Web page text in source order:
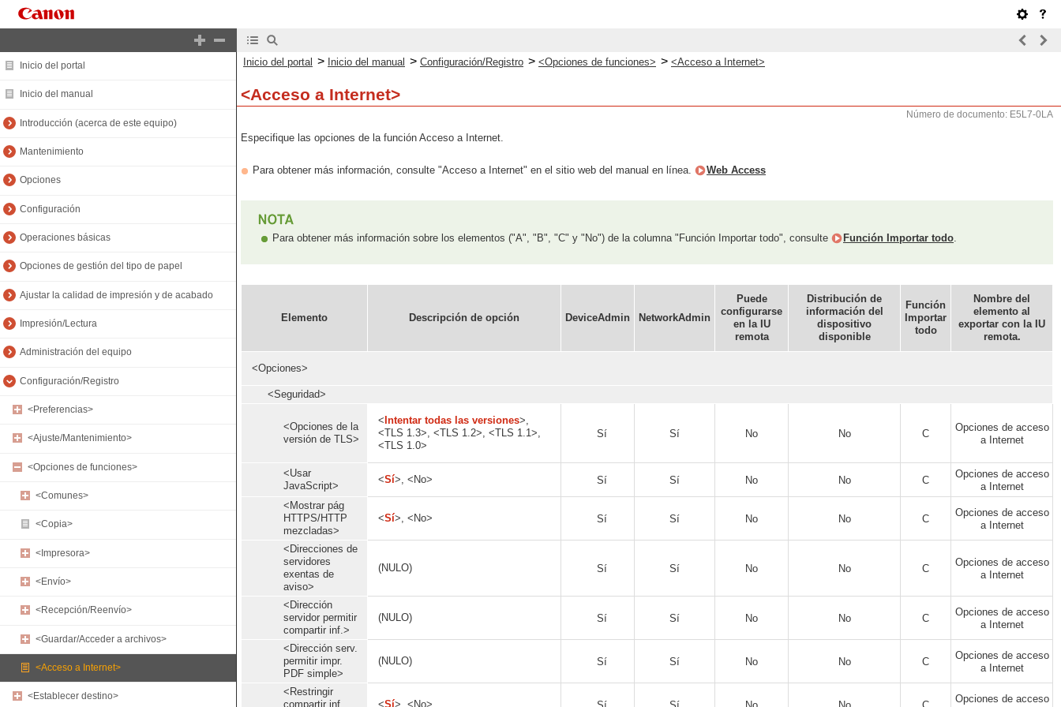
Inicio del portal
Inicio del manual
Introducción (acerca de este equipo)
Mantenimiento
Opciones
Configuración
Operaciones básicas
Opciones de gestión del tipo de papel
Ajustar la calidad de impresión y de acabado
Impresión/Lectura
Administración del equipo
Configuración/Registro
<Preferencias>
<Ajuste/Mantenimiento>
<Opciones de funciones>
<Comunes>
<Copia>
<Impresora>
<Envío>
<Recepción/Reenvío>
<Guardar/Acceder a archivos>
<Acceso a Internet>
<Establecer destino>
Inicio del portal > Inicio del manual > Configuración/Registro > <Opciones de funciones> > <Acceso a Internet>
<Acceso a Internet>
Número de documento: E5L7-0LA
Especifique las opciones de la función Acceso a Internet.
Para obtener más información, consulte "Acceso a Internet" en el sitio web del manual en línea. Web Access
Para obtener más información sobre los elementos ("A", "B", "C" y "No") de la columna "Función Importar todo", consulte Función Importar todo.
Elemento Descripción de opción DeviceAdmin NetworkAdmin
Puede
configurarse
en la IU
remota
Distribución de
información del
dispositivo
disponible
Función
Importar
todo
Nombre del
elemento al
exportar con la IU
remota.
<Opciones>
<Seguridad>
<Opciones de la
versión de TLS>
< Intentar todas las versiones>,
<TLS 1.3>, <TLS 1.2>, <TLS 1.1>,
<TLS 1.0>
Sí Sí No No C
Opciones de acceso
a Internet
<Usar
JavaScript>
<Sí>, <No> Sí Sí No No C
Opciones de acceso
a Internet
<Mostrar pág
HTTPS/HTTP
mezcladas>
<Sí>, <No> Sí Sí No No C
Opciones de acceso
a Internet
<Direcciones de
servidores
exentas de
aviso>
(NULO) Sí Sí No No C
Opciones de acceso
a Internet
<Dirección
servidor permitir
compartir inf.>
(NULO) Sí Sí No No C
Opciones de acceso
a Internet
<Dirección serv.
permitir impr.
PDF simple>
(NULO) Sí Sí No No C
Opciones de acceso
a Internet
<Restringir
compartir inf.
<Sí>, <No>
Opciones de acceso